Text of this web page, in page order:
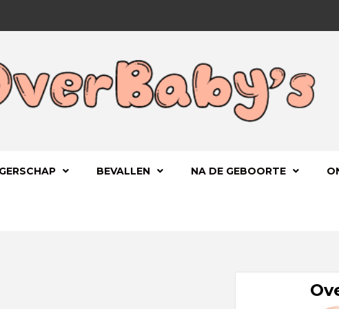
BEVALLEN NA DE GEBOORTE